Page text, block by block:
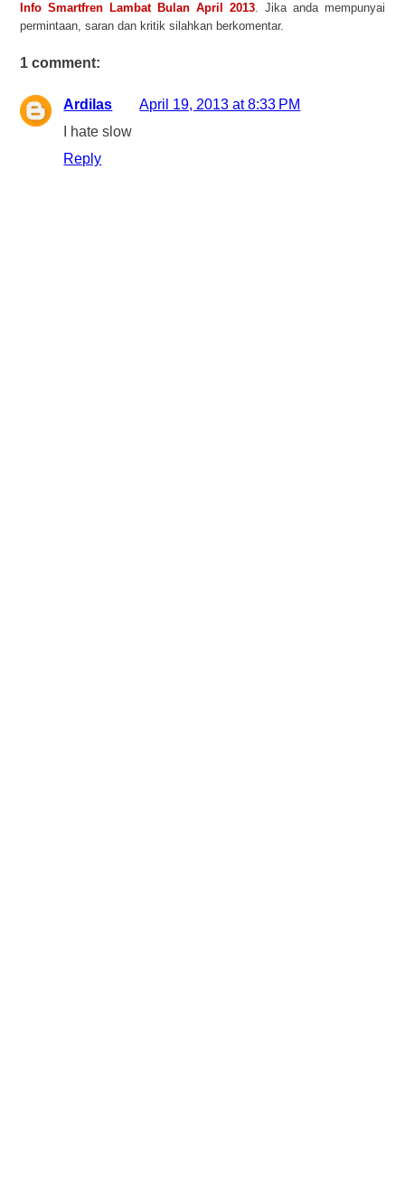
Info Smartfren Lambat Bulan April 2013. Jika anda mempunyai
permintaan, saran dan kritik silahkan berkomentar.
1 comment:
Ardilas
April 19, 2013 at 8:33 PM
I hate slow
Reply